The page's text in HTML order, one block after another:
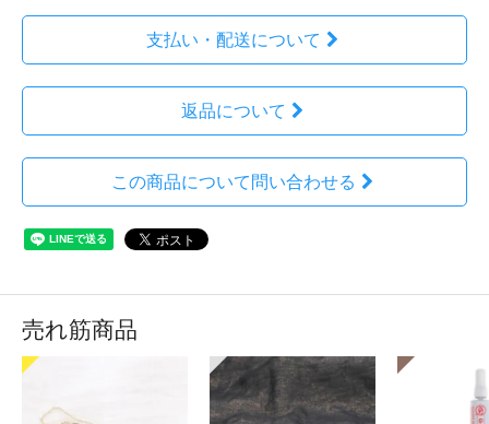
支払い・配送について
返品について
この商品について問い合わせる
売れ筋商品